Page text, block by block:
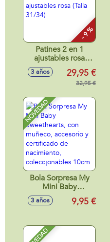
- 9 %
Patines 2 en 1
ajustables rosa
(Talla 31/34)
3 años 29,95 €
32,95 €
NOVEDAD
Bola Sorpresa My
Mini Baby
Sweethearts, con
muñeco, accesorio
colecc¡onables
3 años 9,95 €